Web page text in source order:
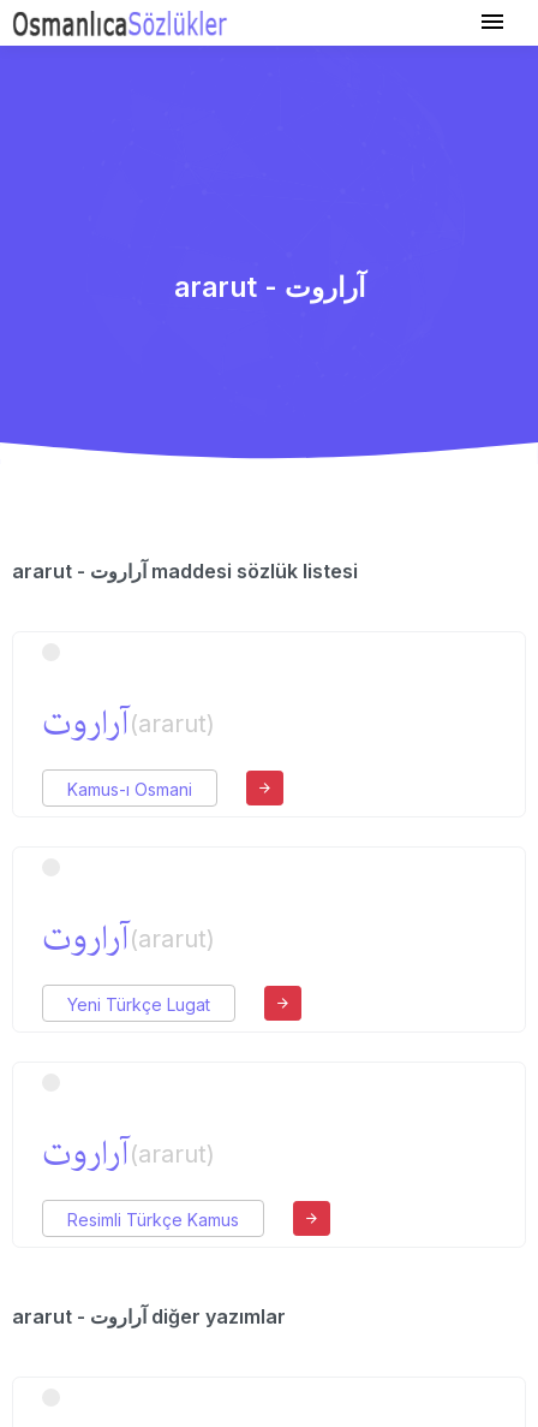
ararut - آراروت
ararut - آراروت maddesi sözlük listesi
آراروت(ararut)
Kamus-ı Osmani
آراروت(ararut)
Yeni Türkçe Lugat
آراروت(ararut)
Resimli Türkçe Kamus
ararut - آراروت diğer yazımlar